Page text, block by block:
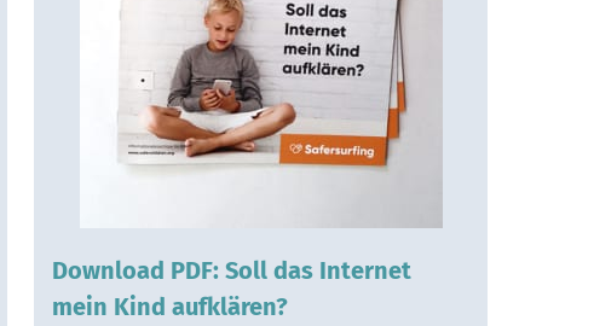
Download PDF: Soll das Internet
mein Kind aufklären?